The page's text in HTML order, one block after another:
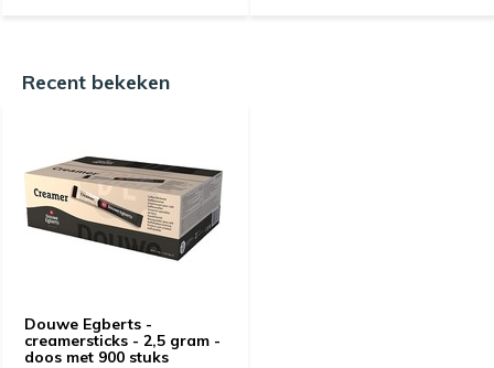
Recent bekeken
Douwe Egberts -
creamersticks - 2,5 gram -
doos met 900 stuks